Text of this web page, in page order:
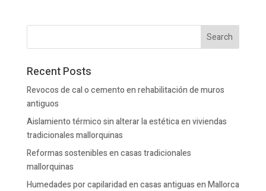
Recent Posts
Revocos de cal o cemento en rehabilitación de muros
antiguos
Aislamiento térmico sin alterar la estética en viviendas
tradicionales mallorquinas
Reformas sostenibles en casas tradicionales
mallorquinas
Humedades por capilaridad en casas antiguas en Mallorca